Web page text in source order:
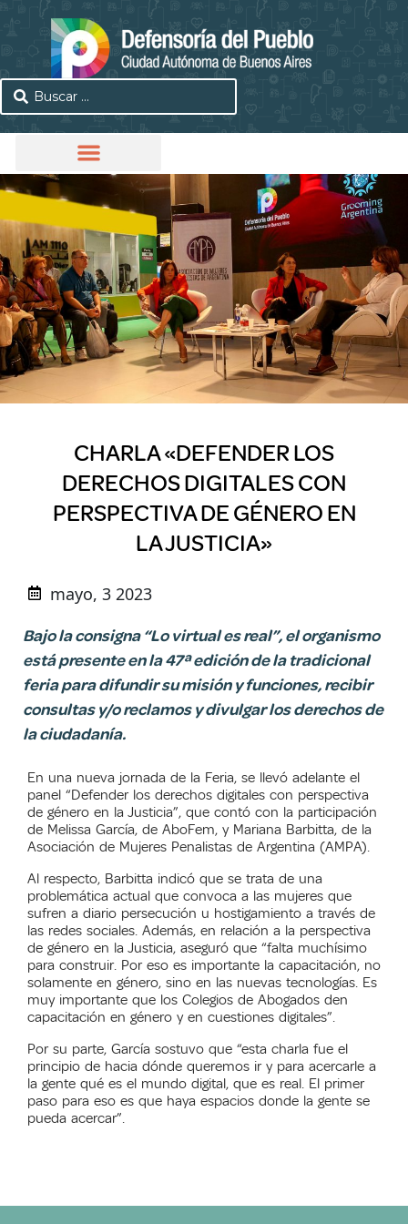
CHARLA «DEFENDER LOS
DERECHOS DIGITALES CON
PERSPECTIVA DE GÉNERO EN
LA JUSTICIA»
mayo, 3 2023
Bajo la consigna “Lo virtual es real”, el organismo
está presente en la 47ª edición de la tradicional
feria para difundir su misión y funciones, recibir
consultas y/o reclamos y divulgar los derechos de
la ciudadanía.
En una nueva jornada de la Feria, se llevó adelante el
panel “Defender los derechos digitales con perspectiva
de género en la Justicia”, que contó con la participación
de Melissa García, de AboFem, y Mariana Barbitta, de la
Asociación de Mujeres Penalistas de Argentina (AMPA).
Al respecto, Barbitta indicó que se trata de una
problemática actual que convoca a las mujeres que
sufren a diario persecución u hostigamiento a través de
las redes sociales. Además, en relación a la perspectiva
de género en la Justicia, aseguró que “falta muchísimo
para construir. Por eso es importante la capacitación, no
solamente en género, sino en las nuevas tecnologías. Es
muy importante que los Colegios de Abogados den
capacitación en género y en cuestiones digitales”.
Por su parte, García sostuvo que “esta charla fue el
principio de hacia dónde queremos ir y para acercarle a
la gente qué es el mundo digital, que es real. El primer
paso para eso es que haya espacios donde la gente se
pueda acercar”.